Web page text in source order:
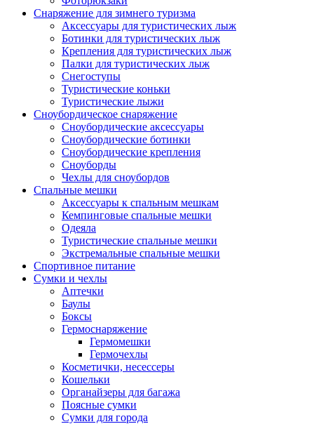
Снаряжение для зимнего туризма
Аксессуары для туристических лыж
Ботинки для туристических лыж
Крепления для туристических лыж
Палки для туристических лыж
Снегоступы
Туристические коньки
Туристические лыжи
Сноубордическое снаряжение
Сноубордические аксессуары
Сноубордические ботинки
Сноубордические крепления
Сноуборды
Чехлы для сноубордов
Спальные мешки
Аксессуары к спальным мешкам
Кемпинговые спальные мешки
Одеяла
Туристические спальные мешки
Экстремальные спальные мешки
Спортивное питание
Сумки и чехлы
Аптечки
Баулы
Боксы
Гермоснаряжение
Гермомешки
Гермочехлы
Косметички, несессеры
Кошельки
Органайзеры для багажа
Поясные сумки
Сумки для города